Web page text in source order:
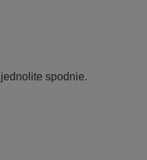
spodnie.